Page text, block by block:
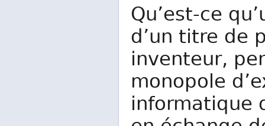
Qu’est-ce
d’un titre de
inventeur,
monopole
informatique